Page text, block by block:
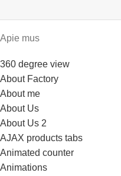
Apie mus
360 degree view
About Factory
About me
About Us
About Us 2
AJAX products tabs
Animated counter
Animations